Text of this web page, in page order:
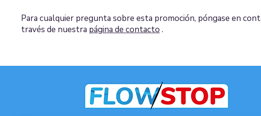
Para cualquier pregunta sobre esta promoción, póngase en
través de nuestra página de contacto .